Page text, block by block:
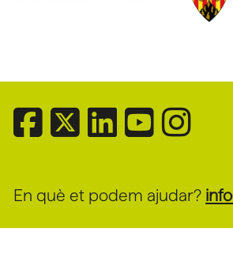
En què et podem ajudar?